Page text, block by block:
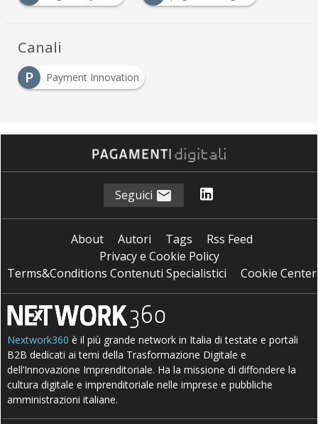
Canali
P
Payment Innovation
Seguici
About Autori Tags
Rss Feed
Privacy e Cookie Policy
Terms&Conditions Contenuti Specialistici
Cookie Center
Nextwork360 è il più grande network in Italia di testate e portali
B2B dedicati ai temi della Trasformazione Digitale e
dell’Innovazione Imprenditoriale. Ha la missione di diffondere la
cultura digitale e imprenditoriale nelle imprese e pubbliche
amministrazioni italiane.